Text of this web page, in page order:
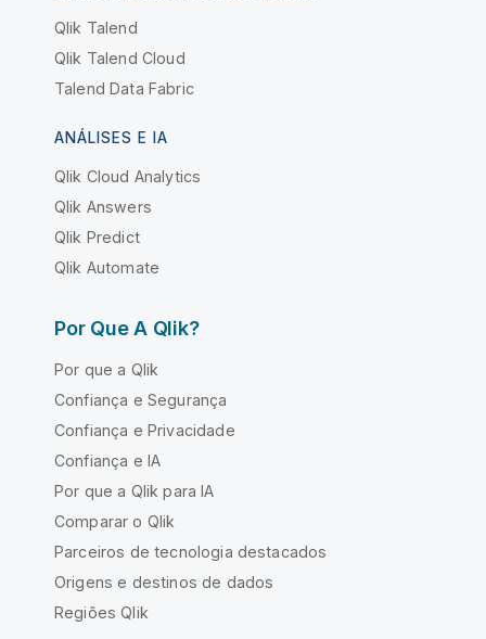
Qlik Talend
Qlik Talend Cloud
Talend Data Fabric
ANÁLISES E IA
Qlik Cloud Analytics
Qlik Answers
Qlik Predict
Qlik Automate
Por Que A Qlik?
Por que a Qlik
Confiança e Segurança
Confiança e Privacidade
Confiança e IA
Por que a Qlik para IA
Comparar o Qlik
Parceiros de tecnologia destacados
Origens e destinos de dados
Regiões Qlik